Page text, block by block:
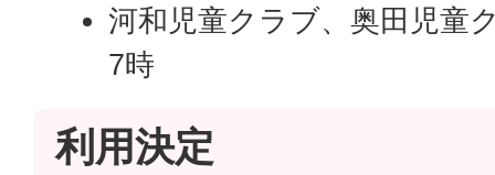
河和児童クラブ、奥田児童
7時
利用決定